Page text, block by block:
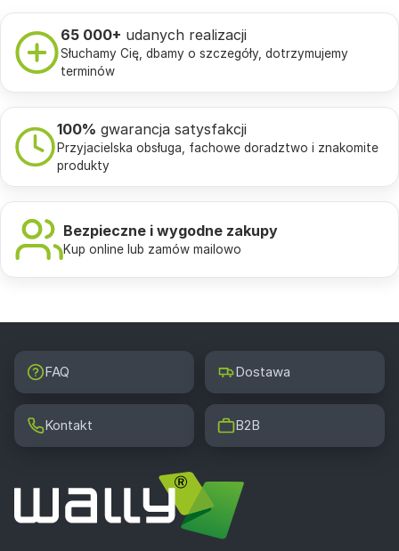
65 000+ udanych realizacji
Słuchamy Cię, dbamy o szczegóły, dotrzymujemy
terminów
100% gwarancja satysfakcji
Przyjacielska obsługa, fachowe doradztwo i znakomite
produkty
Bezpieczne i wygodne zakupy
Kup online lub zamów mailowo
FAQ Dostawa
Kontakt B2B